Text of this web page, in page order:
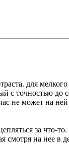
для
с точностью до
не может на
за что-
смотря на нее в